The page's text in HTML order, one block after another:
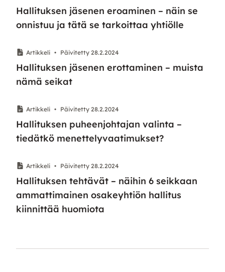
Hallituksen jäsenen eroaminen – näin se
onnistuu ja tätä se tarkoittaa yhtiölle
Artikkeli • Päivitetty 28.2.2024
Hallituksen jäsenen erottaminen – muista
nämä seikat
Artikkeli • Päivitetty 28.2.2024
Hallituksen puheenjohtajan valinta –
tiedätkö menettelyvaatimukset?
Artikkeli • Päivitetty 28.2.2024
Hallituksen tehtävät – näihin 6 seikkaan
ammattimainen osakeyhtiön hallitus
kiinnittää huomiota